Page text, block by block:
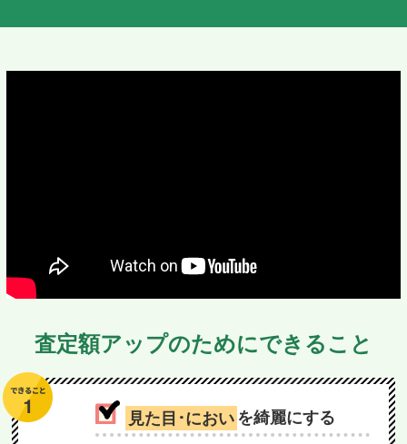
査定額アップのためにできること
見た目･におい を綺麗にする